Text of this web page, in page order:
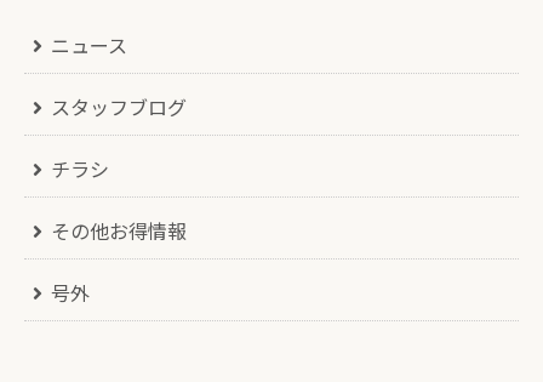
ニュース
スタッフブログ
チラシ
その他お得情報
号外